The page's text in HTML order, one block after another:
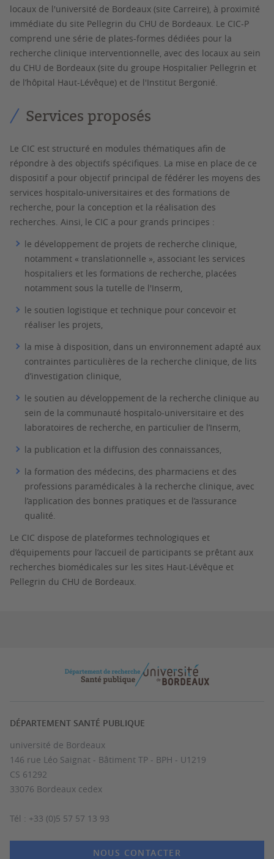
locaux de l'université de Bordeaux (site Carreire), à proximité
immédiate du site Pellegrin du CHU de Bordeaux. Le CIC-P
comprend une série de plates-formes dédiées pour la
recherche clinique interventionnelle, avec des locaux au sein
du CHU de Bordeaux (site du groupe Hospitalier Pellegrin et
de l’hôpital Haut-Lévêque) et de l'Institut Bergonié.
Services proposés
Le CIC est structuré en modules thématiques afin de
répondre à des objectifs spécifiques. La mise en place de ce
dispositif a pour objectif principal de fédérer les moyens des
services hospitalo-universitaires et des formations de
recherche, pour la conception et la réalisation des
recherches. Ainsi, le CIC a pour grands principes :
le développement de projets de recherche clinique,
notamment « translationnelle », associant les services
hospitaliers et les formations de recherche, placées
notamment sous la tutelle de l'Inserm,
le soutien logistique et technique pour concevoir et
réaliser les projets,
la mise à disposition, dans un environnement adapté aux
contraintes particulières de la recherche clinique, de lits
d’investigation clinique,
le soutien au développement de la recherche clinique au
sein de la communauté hospitalo-universitaire et des
laboratoires de recherche, en particulier de l’Inserm,
la publication et la diffusion des connaissances,
la formation des médecins, des pharmaciens et des
professions paramédicales à la recherche clinique, avec
l’application des bonnes pratiques et de l’assurance
qualité.
Le CIC dispose de plateformes technologiques et
d’équipements pour l’accueil de participants se prêtant aux
recherches biomédicales sur les sites Haut-Lévêque et
Pellegrin du CHU de Bordeaux.
DÉPARTEMENT SANTÉ PUBLIQUE
université de Bordeaux
146 rue Léo Saignat - Bâtiment TP - BPH - U1219
CS 61292
33076 Bordeaux cedex
Tél : +33 (0)5 57 57 13 93
NOUS CONTACTER